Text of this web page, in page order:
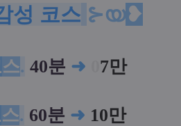
성 코스 ⊱യ❥
스. 40분 ➜ 7만
스. 60분 ➜ 10만